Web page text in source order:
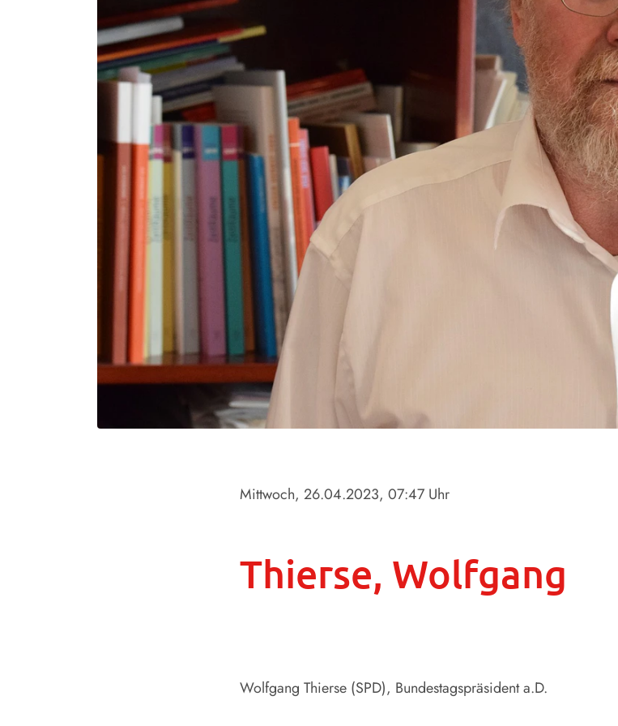
Mittwoch, 26.04.2023, 07:47 Uhr
Thierse, Wolfgang
Wolfgang Thierse (SPD), Bundestagspräsident a.D.